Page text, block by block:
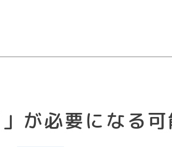
が必要になる